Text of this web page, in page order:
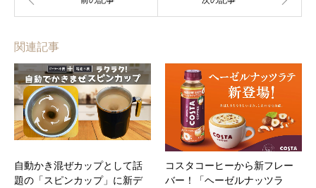
関連記事
自動かき混ぜカップとして話
題の「スピンカップ」に新デ
コスタコーヒーから新フレー
バー！「ヘーゼルナッツラ